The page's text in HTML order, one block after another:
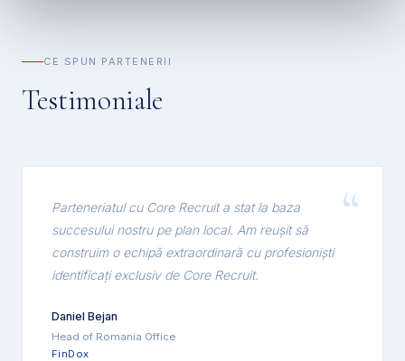
CE SPUN PARTENERII
Testimoniale
Parteneriatul cu Core Recruit a stat la baza
succesului nostru pe plan local. Am reușit să
construim o echipă extraordinară cu profesioniști
identificați exclusiv de Core Recruit.
Daniel Bejan
Head of Romania Office
FinDox